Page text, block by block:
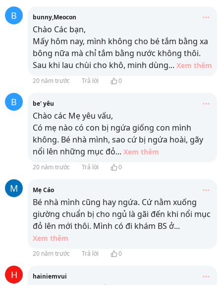
B bunny,Meocon
Chào Các bạn,
Mấy hôm nay, mình không cho bé tắm bằng xa
bông nữa mà chỉ tắm bằng nước không thôi.
Sau khi lau chùi cho khô, minh dùng... Xem thêm
20 năm trước Trả lời 0
B be' yêu
Chào các Mẹ yêu vấu,
Có mẹ nào có con bị ngứa giống con mình
không. Bé nhà mình, sao cứ bị ngứa hoài, gãy
nổi lên những mục đỏ... Xem thêm
20 năm trước Trả lời 0
M Mẹ Cáo
Bé nhà mình cũng hay ngứa. Cứ nằm xuống
giường chuẩn bị cho ngủ là gãi đến khi nổi mục
đỏ lên mới thôi. Mình có đi khám BS ở...
Xem thêm
20 năm trước Trả lời 0
H hainiemvui